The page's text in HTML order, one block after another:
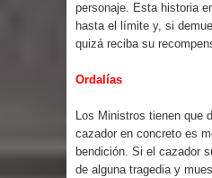
personaje. Esta historia
hasta el límite y, si
quizá reciba su
Ordalías
Los Ministros tienen que
cazador en concreto es
bendición. Si el cazador
de alguna tragedia y